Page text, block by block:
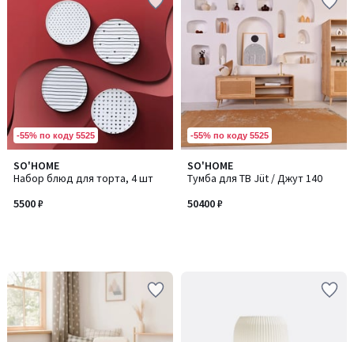
-55% по коду 5525
SO'HOME
Набор блюд для торта, 4 шт
5500 ₽
-55% по коду 5525
SO'HOME
Тумба для ТВ Jüt / Джут 140
50400 ₽